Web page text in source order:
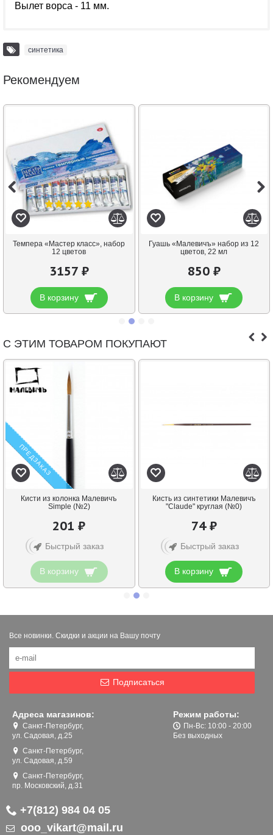
Вылет ворса - 11 мм.
синтетика
Рекомендуем
Темпера «Мастер класс», набор
12 цветов
3157 ₽
В корзину
Гуашь «Малевичъ» набор из 12
цветов, 22 мл
850 ₽
В корзину
С ЭТИМ ТОВАРОМ ПОКУПАЮТ
ПРЕДЗАКАЗ
Кисти из колонка Малевичъ
Simple (№2)
201 ₽
Быстрый заказ
В корзину
Кисть из синтетики Малевичъ
"Claude" круглая (№0)
74 ₽
Быстрый заказ
В корзину
Все новинки. Скидки и акции на Вашу почту
Подписаться
Адреса магазинов:
Санкт-Петербург,
ул. Садовая, д.25
Санкт-Петербург,
ул. Садовая, д.59
Санкт-Петербург,
пр. Московский, д.31
Режим работы:
Пн-Вс: 10:00 - 20:00
Без выходных
+7(812) 984 04 05
ooo_vikart@mail.ru